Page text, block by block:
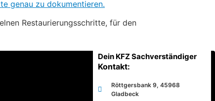
Restaurierungsschritte, für den
Dein KFZ Sachverständiger
Kontakt:
Röttgersbank 9, 45968
Gladbeck